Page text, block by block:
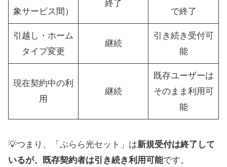
象サービス間）
終了
で終了
引越し・ホーム
タイプ変更
継続
引き続き受付可
能
現在契約中の利
用
継続
既存ユーザーは
そのまま利用可
能
💡つまり、「ぷらら光セット」は新規受付は終了して
いるが、既存契約者は引き続き利用可能です。